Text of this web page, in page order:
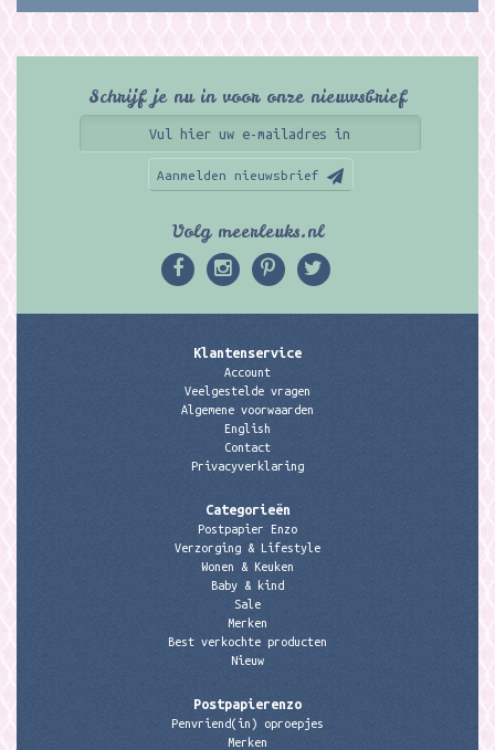
Schrijf je nu in voor onze nieuwsbrief
Aanmelden nieuwsbrief
Volg meerleuks.nl
Klantenservice
Account
Veelgestelde vragen
Algemene voorwaarden
English
Contact
Privacyverklaring
Categorieën
Postpapier Enzo
Verzorging & Lifestyle
Wonen & Keuken
Baby & kind
Sale
Merken
Best verkochte producten
Nieuw
Postpapierenzo
Penvriend(in) oproepjes
Merken